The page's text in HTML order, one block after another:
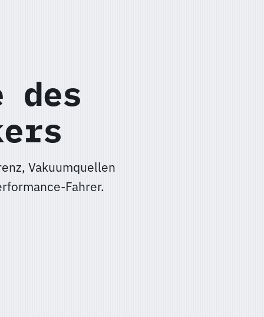
des
Vakuumquellen
Fahrer.